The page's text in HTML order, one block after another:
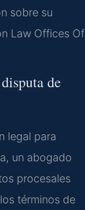
sobre su
Law Offices Of
de
legal para
un abogado
procesales
términos de